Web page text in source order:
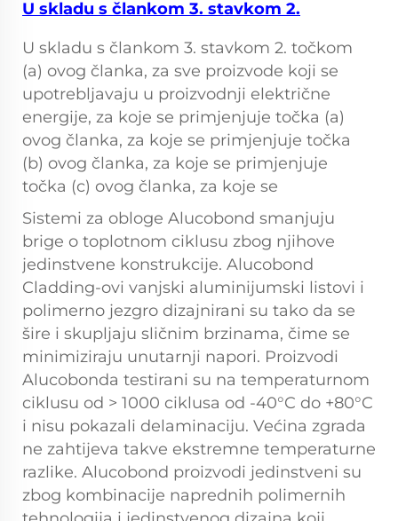
U skladu s člankom 3. stavkom 2.
U skladu s člankom 3. stavkom 2. točkom
(a) ovog članka, za sve proizvode koji se
upotrebljavaju u proizvodnji električne
energije, za koje se primjenjuje točka (a)
ovog članka, za koje se primjenjuje točka
(b) ovog članka, za koje se primjenjuje
točka (c) ovog članka, za koje se
Sistemi za obloge Alucobond smanjuju
brige o toplotnom ciklusu zbog njihove
jedinstvene konstrukcije. Alucobond
Cladding-ovi vanjski aluminijumski listovi i
polimerno jezgro dizajnirani su tako da se
šire i skupljaju sličnim brzinama, čime se
minimiziraju unutarnji napori. Proizvodi
Alucobonda testirani su na temperaturnom
ciklusu od > 1000 ciklusa od -40°C do +80°C
i nisu pokazali delaminaciju. Većina zgrada
ne zahtijeva takve ekstremne temperaturne
razlike. Alucobond proizvodi jedinstveni su
zbog kombinacije naprednih polimernih